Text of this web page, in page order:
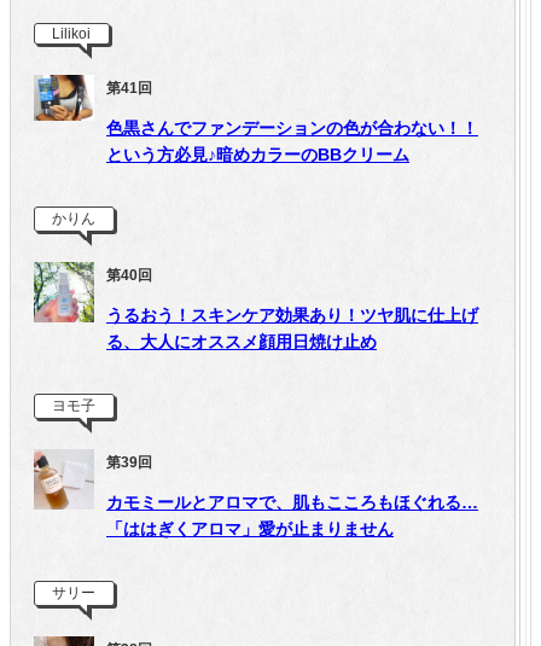
Lilikoi
第41回
色黒さんでファンデーションの色が合わない！！
という方必見♪暗めカラーのBBクリーム
かりん
第40回
うるおう！スキンケア効果あり！ツヤ肌に仕上げ
る、大人にオススメ顔用日焼け止め
ヨモ子
第39回
カモミールとアロマで、肌もこころもほぐれる…
「ははぎくアロマ」愛が止まりません
サリー